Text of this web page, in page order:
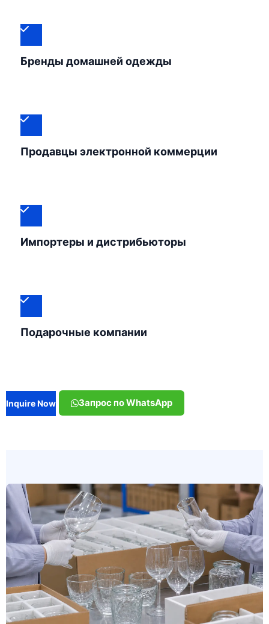
Бренды домашней одежды
Продавцы электронной коммерции
Импортеры и дистрибьюторы
Подарочные компании
Inquire Now Запрос по WhatsApp